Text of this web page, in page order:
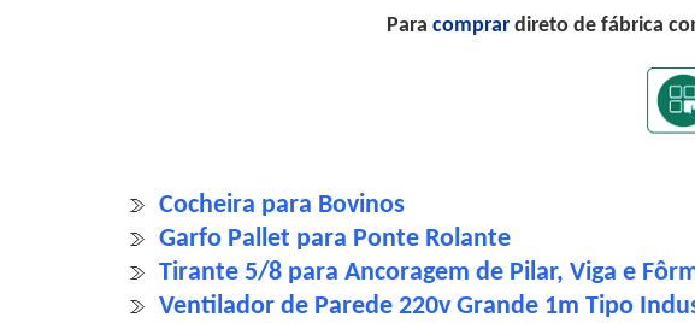
Para comprardireto de fábrica
Cocheira para Bovinos
Garfo Pallet para Ponte Rolante
Tirante 5/8 para Ancoragem de Pilar, Viga e
Ventilador de Parede 220v Grande 1m Tipo